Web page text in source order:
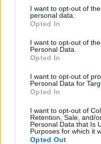
I want to opt-out of
personal data.
Opted In
I want to opt-out of
Personal Data.
Opted In
I want to opt-out of
Personal Data for
Opted In
I want to opt-out of
Retention, Sale, and/
Personal Data that Is
Purposes for which it
Opted Out
2026. augusztus 07.,
Viharok
székelyföldi